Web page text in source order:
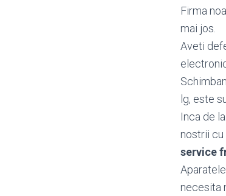
Firma
mai jos.
Aveti
lg, este
Inca de
nostrii
service
necesita